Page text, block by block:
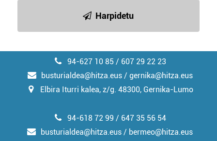
Harpidetu
94-627 10 85 / 607 29 22 23
busturialdea@hitza.eus / gernika@hitza.eus
Elbira Iturri kalea, z/g. 48300, Gernika-Lumo
94-618 72 99 / 647 35 56 54
busturialdea@hitza.eus / bermeo@hitza.eus